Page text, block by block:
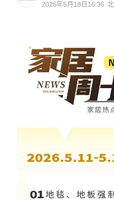
2026年5月18日16:36